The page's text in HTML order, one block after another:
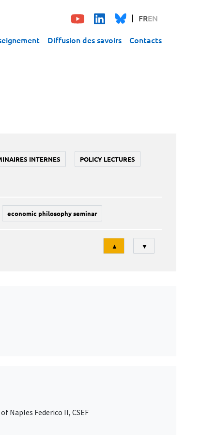
FREN
Diffusion des savoirs Contacts
INTERNES POLICY LECTURES
economic philosophy seminar
Tri
▲ ▼
Naples Federico II, CSEF